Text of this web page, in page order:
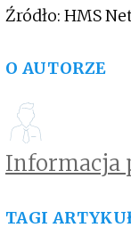
Źródło: HMS
O AUTORZE
Informacja
TAGI